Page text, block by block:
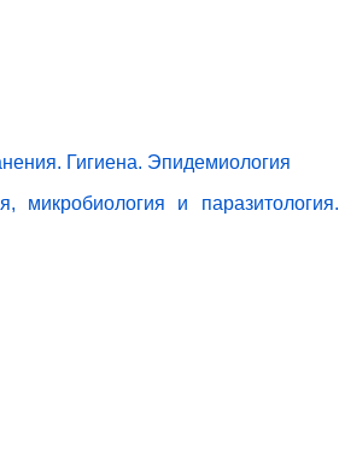
Гигиена. Эпидемиология
микробиология и паразитология.